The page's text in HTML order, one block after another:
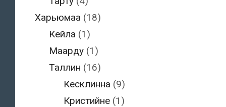
Харьюмаа (18)
Кейла (1)
Маарду (1)
Таллин (16)
Кесклинна (9)
Кристийне(1)